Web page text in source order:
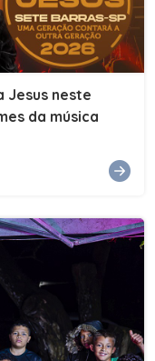
Jesus neste
da música